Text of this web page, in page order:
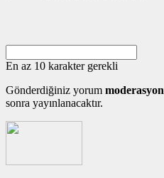
En az 10 karakter gerekli
Gönderdiğiniz yorum moderasyon
sonra yayınlanacaktır.